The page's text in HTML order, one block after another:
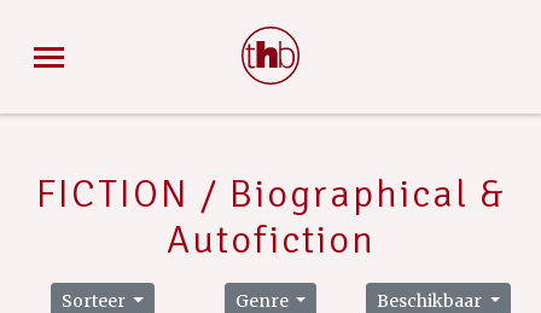
FICTION / Biographical &
Autofiction
Sorteer Genre Beschikbaar